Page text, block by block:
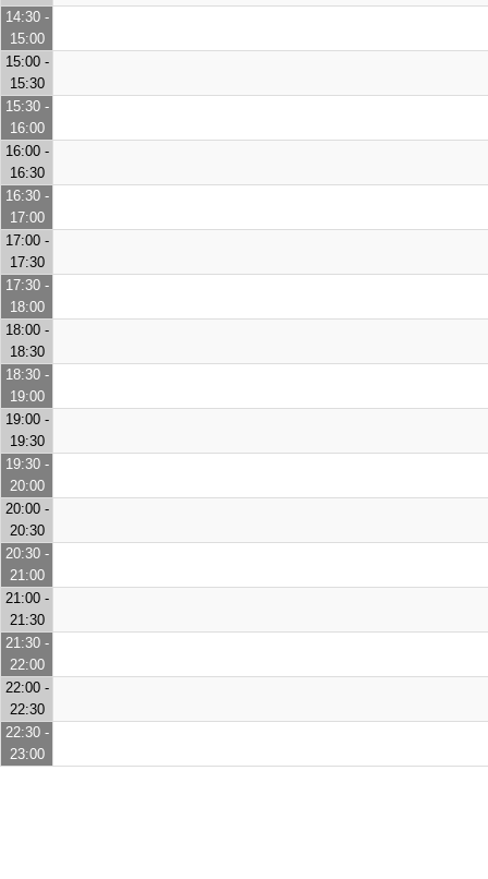
14:30 -
15:00
15:00 -
15:30
15:30 -
16:00
16:00 -
16:30
16:30 -
17:00
17:00 -
17:30
17:30 -
18:00
18:00 -
18:30
18:30 -
19:00
19:00 -
19:30
19:30 -
20:00
20:00 -
20:30
20:30 -
21:00
21:00 -
21:30
21:30 -
22:00
22:00 -
22:30
22:30 -
23:00